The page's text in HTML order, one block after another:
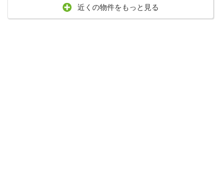
近くの物件をもっと見る